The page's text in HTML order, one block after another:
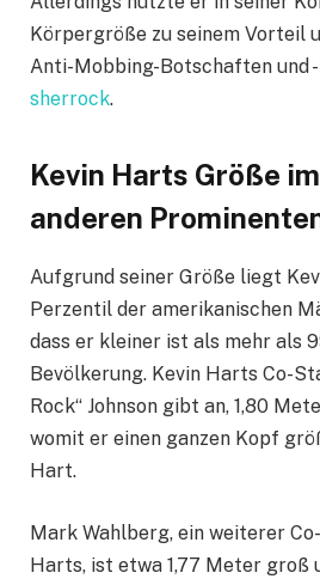
Körpergröße zu seinem Vorteil
Anti-Mobbing-Botschaften und
sherrock.
Kevin Harts Größe
anderen
Aufgrund seiner Größe liegt
Perzentil der amerikanischen
dass er kleiner ist als mehr als
Bevölkerung. Kevin Harts Co-
Rock“ Johnson gibt an, 1,80
womit er einen ganzen Kopf
Hart.
Mark Wahlberg, ein weiterer
Harts, ist etwa 1,77 Meter groß